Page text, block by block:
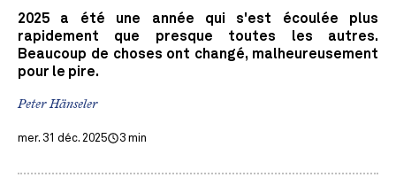
2025 a été une année qui s'est écoulée plus
rapidement que presque toutes les autres.
Beaucoup de choses ont changé, malheureusement
pour le pire.
Peter Hänseler
mer. 31 déc. 2025 3 min